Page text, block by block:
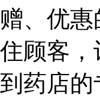
、优
顾客
药店